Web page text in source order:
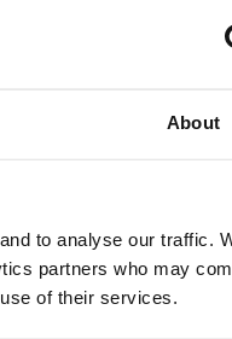
About
to analyse our traffic.
partners who may
of their services.
biuro
Lokalizacje
Online na
z dowolnej